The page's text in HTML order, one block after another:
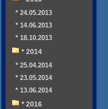
* 24.05.2013
* 14.06.2013
* 18.10.2013
* 2014
* 25.04.2014
* 23.05.2014
* 13.06.2014
* 2016